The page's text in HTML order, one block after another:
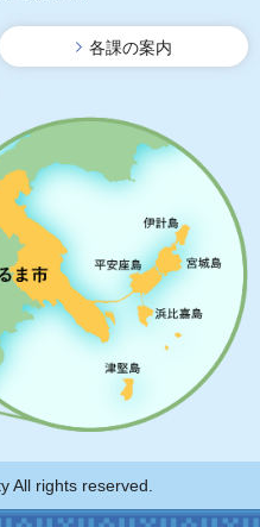
各課の案内
All rights reserved.